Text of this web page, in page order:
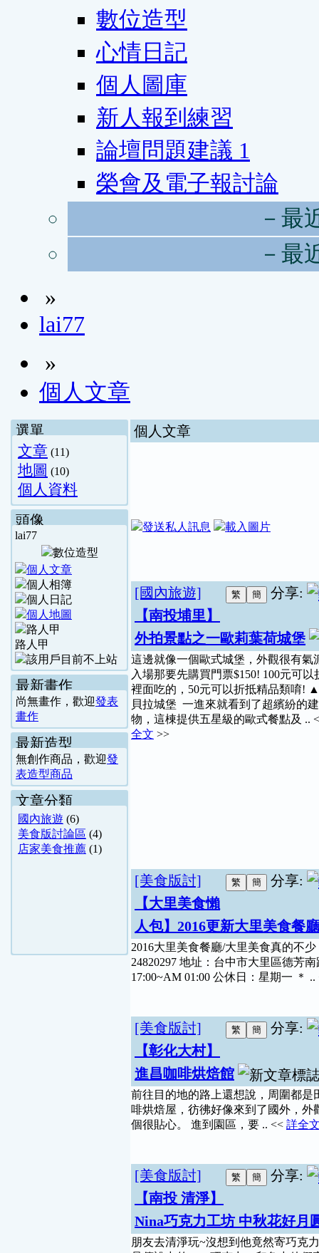
數位造型
心情日記
個人圖庫
新人報到練習
論壇問題建議 1
榮會及電子報討論
－最
－最
»
lai77
»
個人文章
選單
文章 (11)
地圖 (10)
個人資料
頭像
lai77
路人甲
最新畫作
尚無畫作，歡迎發表
畫作
最新造型
無創作商品，歡迎發
表造型商品
文章分類
國內旅遊 (6)
美食版討論區 (4)
店家美食推薦 (1)
個人文章
分享:
[國內旅遊]
【南投埔里】
外拍景點之一歐莉葉荷城堡
這邊就像一個歐式城堡，外觀很有氣
入場那要先購買門票$150! 100元可以
裡面吃的，50元可以折抵精品類唷!
貝拉城堡 一進來就看到了超繽紛的
物，這棟提供五星級的歐式餐點及 ..
全文 >>
分享:
[美食版討]
【大里美食懶
人包】2016更新大里美食餐
2016大里美食餐廳/大里美食真的不
24820297 地址：台中市大里區德芳
17:00~AM 01:00 公休日：星期一 ＊
分享:
[美食版討]
【彰化大村】
進昌咖啡烘焙館
前往目的地的路上還想說，周圍都
啡烘焙屋，彷彿好像來到了國外，
個很貼心。 進到園區，要 .. << 詳全
分享:
[美食版討]
【南投 清淨】
Nina巧克力工坊 中秋花好月
朋友去清淨玩~沒想到他竟然寄巧克